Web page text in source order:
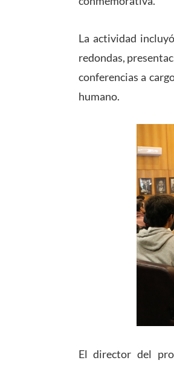
La actividad
redondas,
conferencias a
humano.
El director del